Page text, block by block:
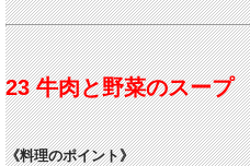
23 牛肉と野菜のスープ
《料理のポイント》